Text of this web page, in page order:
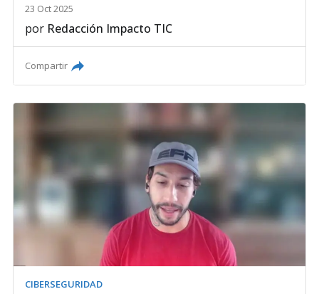
23 Oct 2025
por Redacción Impacto TIC
Compartir
CIBERSEGURIDAD